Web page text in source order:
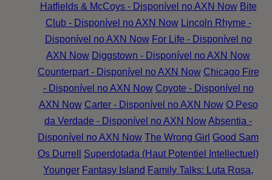
Hatfields & McCoys - Disponível no AXN Now Bite
Club - Disponível no AXN Now Lincoln Rhyme -
Disponível no AXN Now For Life - Disponível no
AXN Now Diggstown - Disponível no AXN Now
Counterpart - Disponível no AXN Now Chicago Fire
- Disponível no AXN Now Coyote - Disponível no
AXN Now Carter - Disponível no AXN Now O Peso
da Verdade - Disponível no AXN NowAbsentia -
Disponível no AXN Now The Wrong Girl Good Sam
Os Durrell
Superdotada (Haut Potentiel Intellectuel)
Younger Fantasy Island Family Talks: Luta Rosa,